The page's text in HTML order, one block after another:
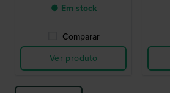
● Em stock
Comparar
Ver produto